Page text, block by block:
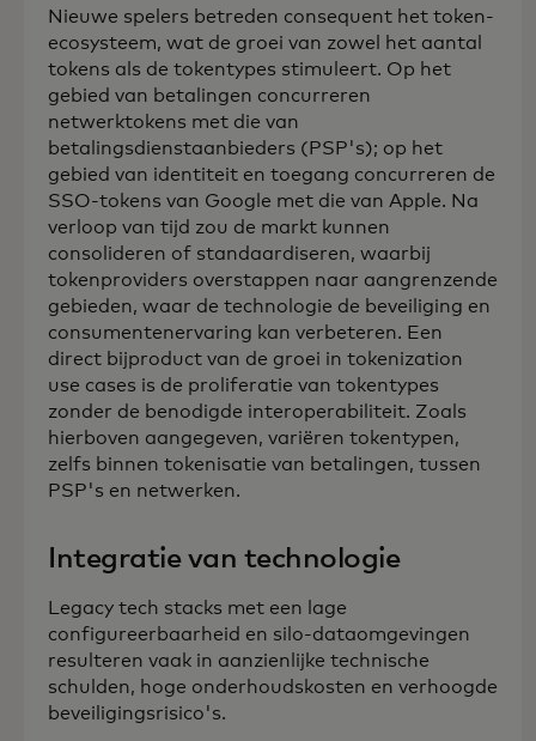
Nieuwe spelers betreden consequent het token-
ecosysteem, wat de groei van zowel het aantal
tokens als de tokentypes stimuleert. Op het
gebied van betalingen concurreren
netwerktokens met die van
betalingsdienstaanbieders (PSP's); op het
gebied van identiteit en toegang concurreren de
SSO-tokens van Google met die van Apple. Na
verloop van tijd zou de markt kunnen
consolideren of standaardiseren, waarbij
tokenproviders overstappen naar aangrenzende
gebieden, waar de technologie de beveiliging en
consumentenervaring kan verbeteren. Een
direct bijproduct van de groei in tokenization
use cases is de proliferatie van tokentypes
zonder de benodigde interoperabiliteit. Zoals
hierboven aangegeven, variëren tokentypen,
zelfs binnen tokenisatie van betalingen, tussen
PSP's en netwerken.
Integratie van technologie
Legacy tech stacks met een lage
configureerbaarheid en silo-dataomgevingen
resulteren vaak in aanzienlijke technische
schulden, hoge onderhoudskosten en verhoogde
beveiligingsrisico's.